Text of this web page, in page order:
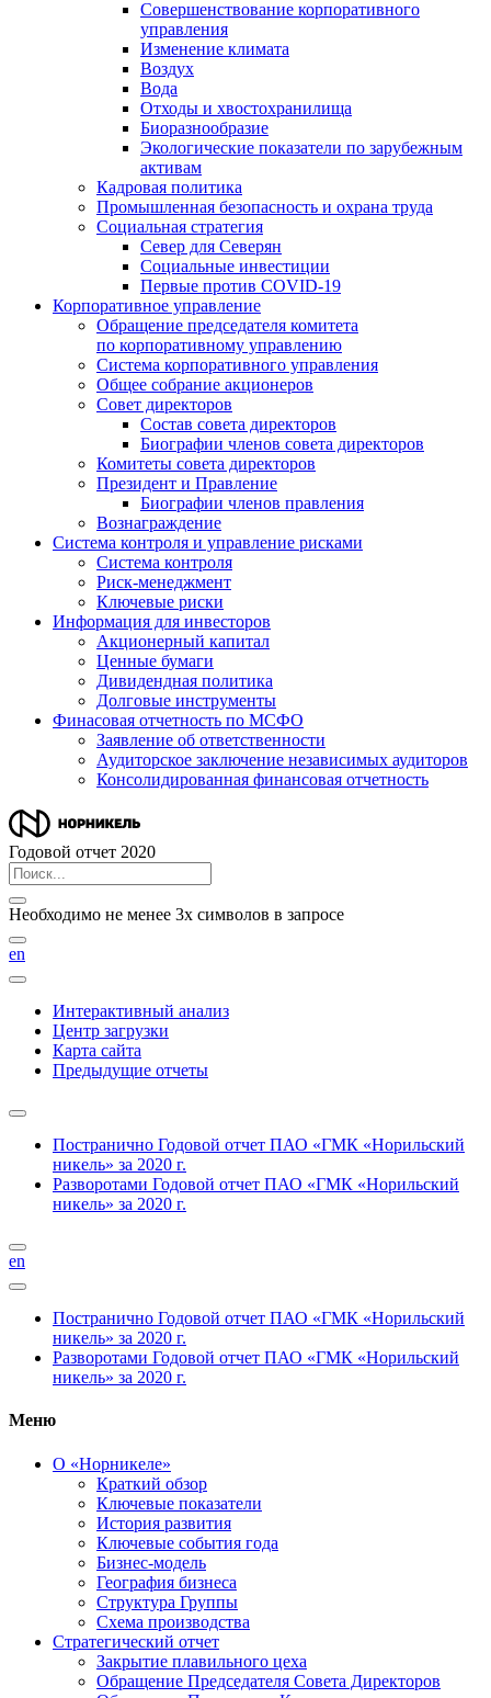
Совершенствование корпоративного
управления
Изменение климата
Воздух
Вода
Отходы и хвостохранилища
Биоразнообразие
Экологические показатели по зарубежным
активам
Кадровая политика
Промышленная безопасность и охрана труда
Социальная стратегия
Север для Северян
Социальные инвестиции
Первые против COVID‑19
Корпоративное управление
Обращение председателя комитета
по корпоративному управлению
Система корпоративного управления
Общее собрание акционеров
Совет директоров
Состав совета директоров
Биографии членов совета директоров
Комитеты совета директоров
Президент и Правление
Биографии членов правления
Вознаграждение
Система контроля и управление рисками
Система контроля
Риск-менеджмент
Ключевые риски
Информация для инвесторов
Акционерный капитал
Ценные бумаги
Дивидендная политика
Долговые инструменты
Финасовая отчетность по МСФО
Заявление об ответственности
Аудиторское заключение независимых аудиторов
Консолидированная финансовая отчетность
Годовой отчет 2020
Необходимо не менее 3х символов в запросе
en
Интерактивный анализ
Центр загрузки
Карта сайта
Предыдущие отчеты
Постранично Годовой отчет ПАО «ГМК «Норильский
никель» за 2020 г.
Разворотами Годовой отчет ПАО «ГМК «Норильский
никель» за 2020 г.
en
Постранично Годовой отчет ПАО «ГМК «Норильский
никель» за 2020 г.
Разворотами Годовой отчет ПАО «ГМК «Норильский
никель» за 2020 г.
Меню
О «Норникеле»
Краткий обзор
Ключевые показатели
История развития
Ключевые события года
Бизнес-модель
География бизнеса
Структура Группы
Схема производства
Стратегический отчет
Закрытие плавильного цеха
Обращение Председателя Совета Директоров